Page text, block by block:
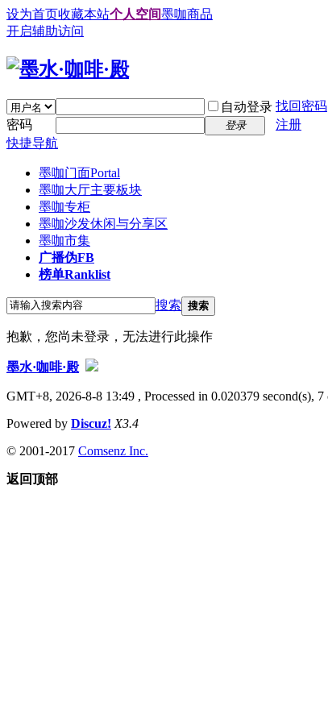
设为首页收藏本站个人空间墨咖商品
开启辅助访问
自动登录 找回密码
密码
登录
注册
快捷导航
墨咖门面Portal
墨咖大厅主要板块
墨咖专柜
墨咖沙发休闲与分享区
墨咖市集
广播伪FB
榜单Ranklist
搜索 搜索
抱歉，您尚未登录，无法进行此操作
墨水·咖啡·殿
GMT+8, 2026-8-8 13:49 , Processed in 0.020379 second(s), 7
Powered by Discuz! X3.4
© 2001-2017 Comsenz Inc.
返回顶部